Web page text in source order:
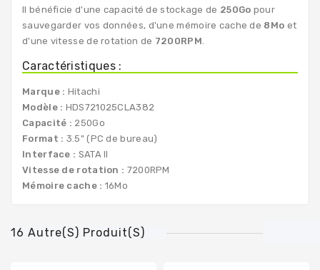
Il bénéficie d'une capacité de stockage de 250Go pour
sauvegarder vos données, d'une mémoire cache de 8Mo et
d'une vitesse de rotation de 7200RPM
Caractéristiques :
Marque : Hitachi
Modèle : HDS721025CLA382
Capacité : 250Go
Format : 3.5" (PC de bureau)
Interface : SATA II
Vitesse de rotation : 7200RPM
Mémoire cache : 16Mo
16 Autre(s) Produit(s)